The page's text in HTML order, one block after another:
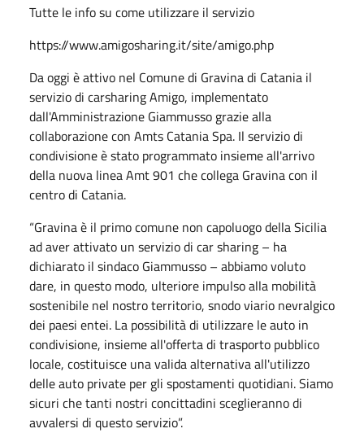
Tutte le info su come utilizzare il servizio
https://www.amigosharing.it/site/amigo.php
Da oggi è attivo nel Comune di Gravina di Catania il
servizio di carsharing Amigo, implementato
dall'Amministrazione Giammusso grazie alla
collaborazione con Amts Catania Spa. Il servizio di
condivisione è stato programmato insieme all'arrivo
della nuova linea Amt 901 che collega Gravina con il
centro di Catania.
“Gravina è il primo comune non capoluogo della Sicilia
ad aver attivato un servizio di car sharing – ha
dichiarato il sindaco Giammusso – abbiamo voluto
dare, in questo modo, ulteriore impulso alla mobilità
sostenibile nel nostro territorio, snodo viario nevralgico
dei paesi entei. La possibilità di utilizzare le auto in
condivisione, insieme all'offerta di trasporto pubblico
locale, costituisce una valida alternativa all'utilizzo
delle auto private per gli spostamenti quotidiani. Siamo
sicuri che tanti nostri concittadini sceglieranno di
avvalersi di questo servizio”.